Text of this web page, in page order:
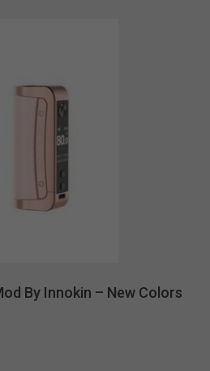
By Innokin – New Colors